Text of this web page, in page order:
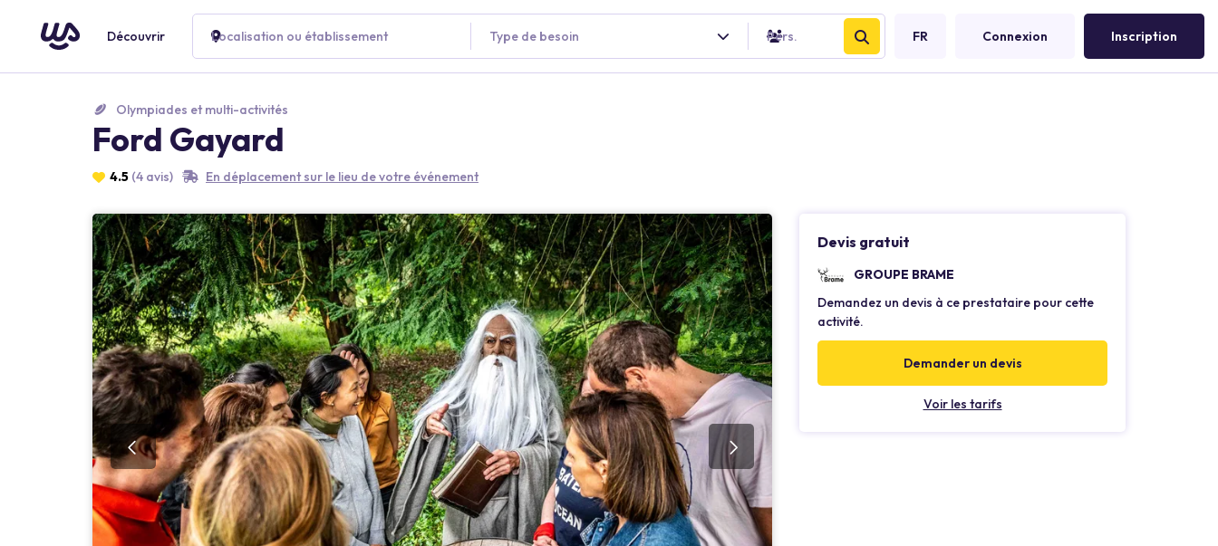
Découvrir Localisation ou établissement Type de besoin Pers. FR Connexion Inscription
Olympiades et multi-activités
Ford Gayard
4.5 (4 avis) En déplacement sur le lieu de votre événement
Devis gratuit
GROUPE BRAME
Demandez un devis à ce prestataire pour cette
activité.
Demander un devis
Voir les tarifs